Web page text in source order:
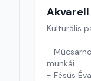
Akvarell
Kulturális
-
munkái
- Fésűs